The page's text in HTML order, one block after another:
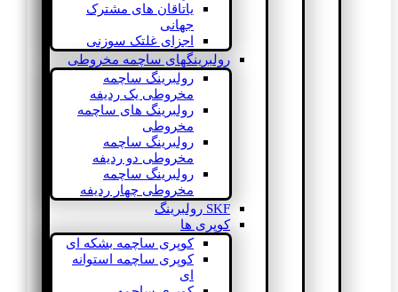
یاتاقان های مشترک
جهانی
اجزای غلتک سوزنی
رولبرینگهای ساچمه مخروطی
رولبرینگ ساچمه
مخروطی یک ردیفه
رولبرینگ های ساچمه
مخروطی
رولبرینگ ساچمه
مخروطی دو ردیفه
رولبرینگ ساچمه
مخروطی چهار ردیفه
SKF رولبرینگ
کوپری ها
کوپری ساچمه بشکه ای
کوپری ساچمه استوانه
ای